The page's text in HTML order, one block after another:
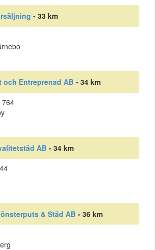
- 33 km
och Entreprenad AB - 34 km
764
AB - 34 km
& Städ AB - 36 km